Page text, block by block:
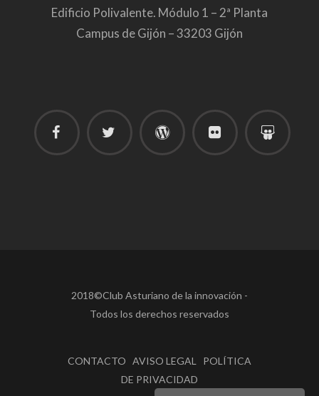
Edificio Polivalente. Módulo 1 – 2ª Planta
Campus de Gijón – 33203 Gijón
2018©Club Asturiano de la innovación -
Todos los derechos reservados
CONTACTO AVISO LEGAL POLÍTICA
DE PRIVACIDAD